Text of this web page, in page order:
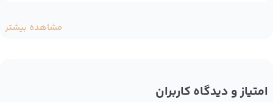
مشاهده بیشتر
امتیاز و دیدگاه کاربران